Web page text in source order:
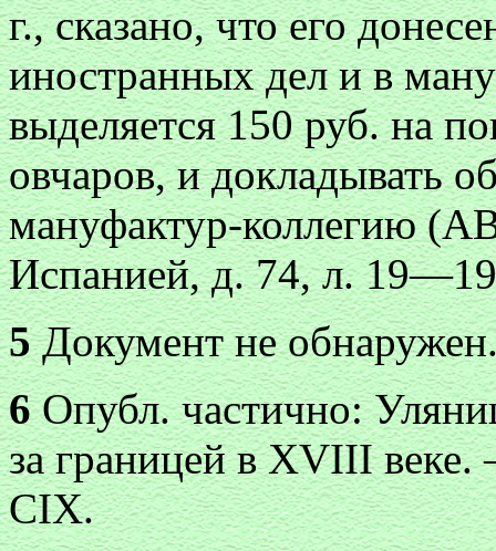
г., сказано, что его
иностранных дел и в
выделяется 150 руб. на
овчаров, и докладывать
мануфактур-коллегию
Испанией, д. 74, л.
5Документ не
6Опубл. частично:
за границей в XVIII
CIX.